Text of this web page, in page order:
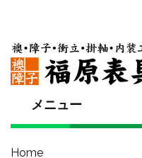
メニュー
Home